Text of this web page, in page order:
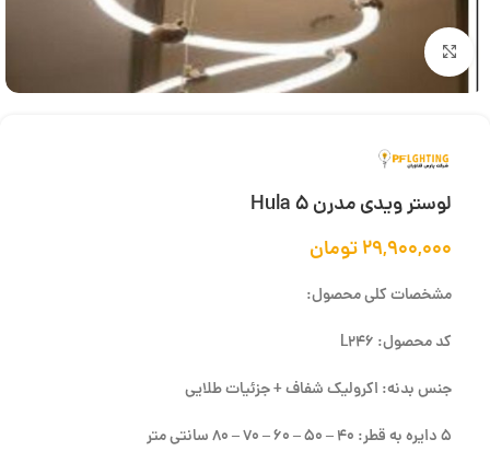
بزرگنمایی تصویر
لوستر ویدی مدرن Hula 5
۲۹,۹۰۰,۰۰۰تومان
مشخصات کلی محصول:
کد محصول: L246
جنس بدنه: اکرولیک شفاف + جزئیات طلایی
5 دایره به قطر: 40 – 50 – 60 – 70 – 80 سانتی متر